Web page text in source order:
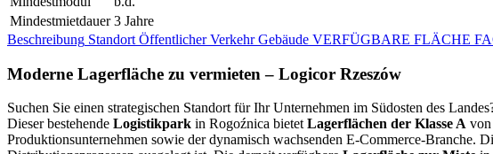
Mindestmietdauer 3 Jahre
Beschreibung Standort Öffentlicher Verkehr Gebäude VERFÜGBARE FLÄCHE
Moderne Lagerfläche zu vermieten – Logicor Rzeszów
Suchen Sie einen strategischen Standort für Ihr Unternehmen im Südosten des
Dieser bestehende Logistikpark in Rogoźnica bietet Lagerflächen der Klasse A
Produktionsunternehmen sowie der dynamisch wachsenden E-Commerce-